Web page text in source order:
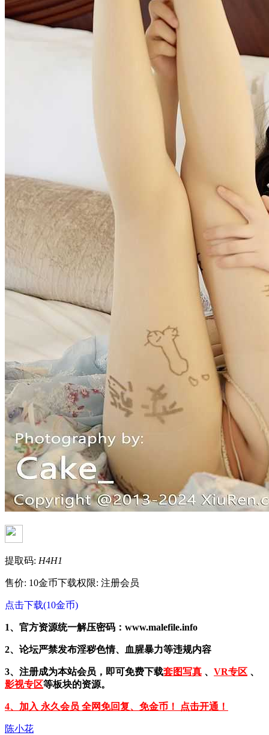
提取码: H4H1
售价: 10金币下载权限: 注册会员
点击下载(10金币)
1、官方资源统一解压密码：www.malefile.info
2、论坛严禁发布淫秽色情、血腥暴力等违规内容
3、注册成为本站会员，即可免费下载套图写真 、 VR专区 、
影视专区等板块的资源。
4、加入 永久会员 全网免回复、免金币！ 点击开通！
陈小花